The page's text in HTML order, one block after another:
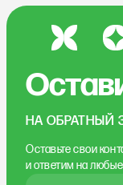
НА ОБРАТНЫЙ
Оставьте свои
и ответим на